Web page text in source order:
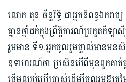
លោក តុន ច័ន្ទរិទ្ធិ ជាអ្នកនិពន្ធឯករា
គ្មានថ្នាំជក់ក្នុងព្រឹត្តិការណ៍ប្រកួតកីឡ
រួមមាន ទី១.អ្នកចូលរួមផ្ទាល់មានម
ឧទាហរណ៍ថា ប្រសិនបើពីមុនពួកគាត់ធ្